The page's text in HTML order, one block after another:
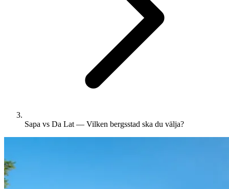
Sapa vs Da Lat — Vilken bergsstad ska du välja?